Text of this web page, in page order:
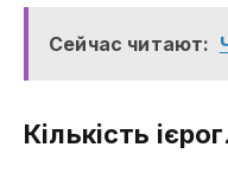
Сейчас читают:
Кількість